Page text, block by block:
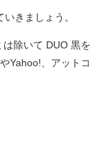
きましょう。
は除いて DUO 黒を
Yahoo!、アットコ